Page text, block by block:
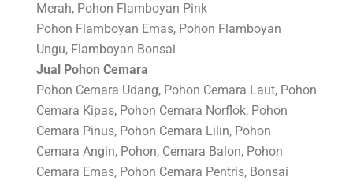
Merah, Pohon Flamboyan Pink
Pohon Flamboyan Emas, Pohon Flamboyan
Ungu, Flamboyan Bonsai
Jual Pohon Cemara
Pohon Cemara Udang, Pohon Cemara Laut, Pohon
Cemara Kipas, Pohon Cemara Norflok, Pohon
Cemara Pinus, Pohon Cemara Lilin, Pohon
Cemara Angin, Pohon, Cemara Balon, Pohon
Cemara Emas, Pohon Cemara Pentris, Bonsai